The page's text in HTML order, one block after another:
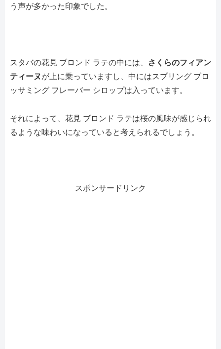
う声が多かった印象でした。
スタバの花見 ブロンド ラテの中には、
さくらのフィアン
ティーヌが上に乗っていますし、中にはスプリング ブロ
ッサミング フレーバー シロップは入っています。
それによって、花見 ブロンド ラテは桜の風味が感じられ
るような味わいになっていると考えられるでしょう。
スポンサードリンク